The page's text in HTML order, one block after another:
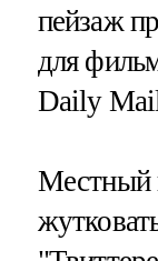
пейзаж
для
Daily
Местный